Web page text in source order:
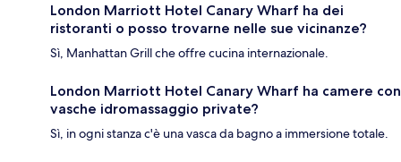
London Marriott Hotel Canary Wharf ha dei
ristoranti o posso trovarne nelle sue vicinanze?
Sì, Manhattan Grill che offre cucina internazionale.
London Marriott Hotel Canary Wharf ha camere con
vasche idromassaggio private?
Sì, in ogni stanza c'è una vasca da bagno a immersione totale.